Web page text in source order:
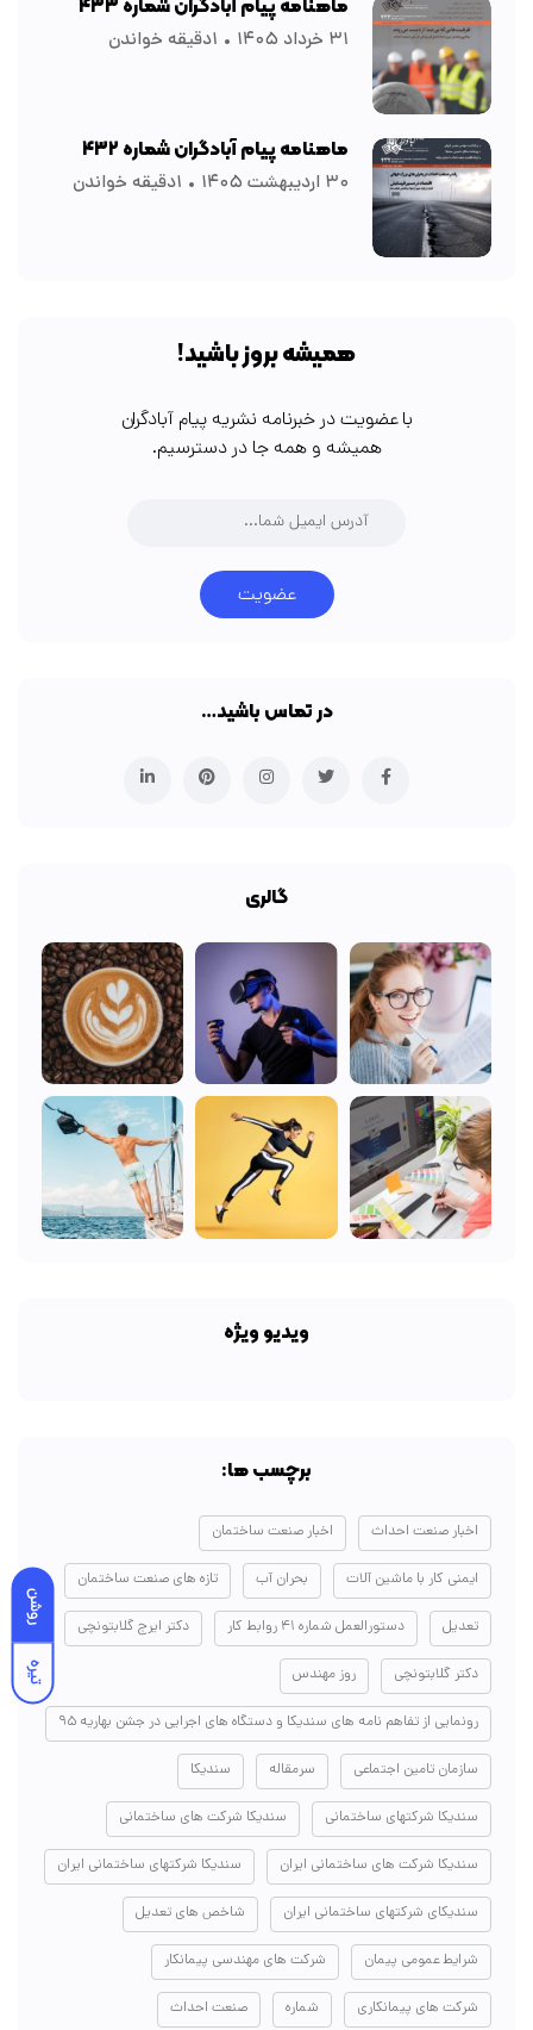
روشن
تیره
ماهنامه پیام آبادگران شماره ۴۳۳
۳۱ خرداد ۱۴۰۵ ۱دقیقه خواندن
ماهنامه پیام آبادگران شماره ۴۳۲
۳۰ اردیبهشت ۱۴۰۵ ۱دقیقه خواندن
همیشه بروز باشید!
با عضویت در خبرنامه نشریه پیام آبادگران
همیشه و همه جا در دسترسیم.
عضویت
در تماس باشید…
گالری
ویدیو ویژه
برچسب ها:
اخبار صنعت احداث اخبار صنعت ساختمان
ایمنی کار با ماشین آلات بحران آب تازه های صنعت ساختمان
تعدیل دستورالعمل شماره ۴۱ روابط کار دکتر ایرج گلابتونچی
دکتر گلابتونچی روز مهندس
رونمایی از تفاهم نامه های سندیکا و دستگاه های اجرایی در جشن بهاریه ۹۵
سازمان تامین اجتماعی سرمقاله سندیکا
سندیکا شرکتهای ساختمانی سندیکا شرکت های ساختمانی
سندیکا شرکت های ساختمانی ایران سندیکا شرکتهای ساختمانی ایران
سندیکای شرکتهای ساختمانی ایران شاخص های تعدیل
شرایط عمومی پیمان شرکت های مهندسی پیمانکار
شرکت های پیمانکاری شماره صنعت احداث